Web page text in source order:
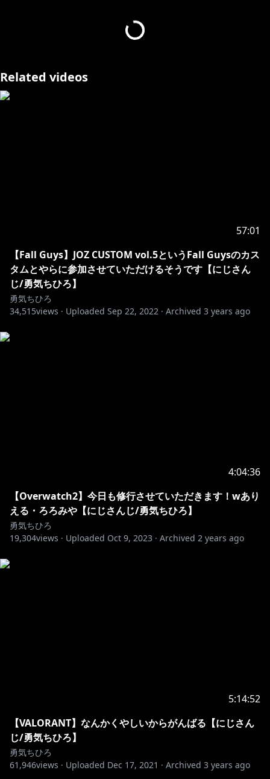
🎀ちひろさんからのお願い💙
温かい心で観戦をおねがいします。
いくと思いますので、見守っていてください。
あまりに見兼ねるコメントがあった場合は大変申し訳な
ださい。
🎀スペシャルサンクス💙
サムネイル：空乃🎀💙様(@k0b69b5SK0K8Q6P)
とりがら🎀💙ママ様(@CcSLh64A4xAdn6C)
スパチャについてですが、ゲームなど止まってしまった
つどのありがとうはこころの中でいいます！
https://www.youtube.com/channel/UCLO9QDxVL4b
https://fanclub.nijisanji.jp/fanclubs/chihiro-yuki
https://shop.nijisanji.jp/s/niji/
ボイスはんばい(((*・ω・(ε･* ))) ﾁｭｯ♪
Related videos
57:01
【Fall Guys】JOZ CUSTOM vol.5というFall Guysのカス
タムとやらに参加させていただけるそうです【にじさん
じ/勇気ちひろ】
勇気ちひろ
34,515views · Uploaded Sep 22, 2022 · Archived 3 years ago
4:04:36
【Overwatch2】今日も修行させていただきます！wあり
える・ろろみや【にじさんじ/勇気ちひろ】
勇気ちひろ
19,304views · Uploaded Oct 9, 2023 · Archived 2 years ago
5:14:52
【VALORANT】なんかくやしいからがんばる【にじさん
じ/勇気ちひろ】
勇気ちひろ
61,946views · Uploaded Dec 17, 2021 · Archived 3 years ago